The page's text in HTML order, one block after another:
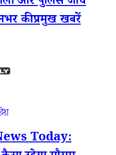
की प्रमुख खबरें
देश
Today: